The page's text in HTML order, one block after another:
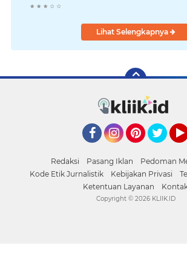
Lihat Selengkapnya
Redaksi Pasang Iklan
Pedoman
Kode Etik Jurnalistik
Kebijakan Privasi
Ketentuan Layanan
Copyright © 2026 KLIIK.ID